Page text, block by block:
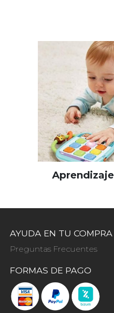
AYUDA EN TU COMPRA
Preguntas Frecuentes
FORMAS DE PAGO